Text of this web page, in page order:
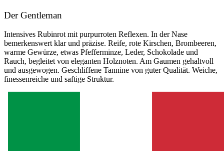
Der Gentleman
Intensives Rubinrot mit purpurroten Reflexen. In der Nase
bemerkenswert klar und präzise. Reife, rote Kirschen, Brombeeren,
warme Gewürze, etwas Pfefferminze, Leder, Schokolade und
Rauch, begleitet von eleganten Holznoten. Am Gaumen gehaltvoll
und ausgewogen. Geschliffene Tannine von guter Qualität. Weiche,
finessenreiche und saftige Struktur.